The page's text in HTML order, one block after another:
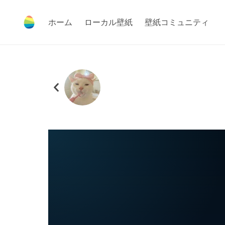
ホーム ローカル壁紙 壁紙コミュニティ